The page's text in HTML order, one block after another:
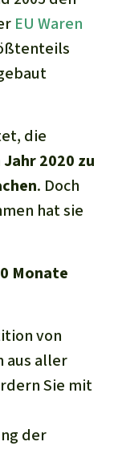
EU Waren
die
2020 zu
. Doch
hat sie
Monate
von
aus aller
Sie mit
der